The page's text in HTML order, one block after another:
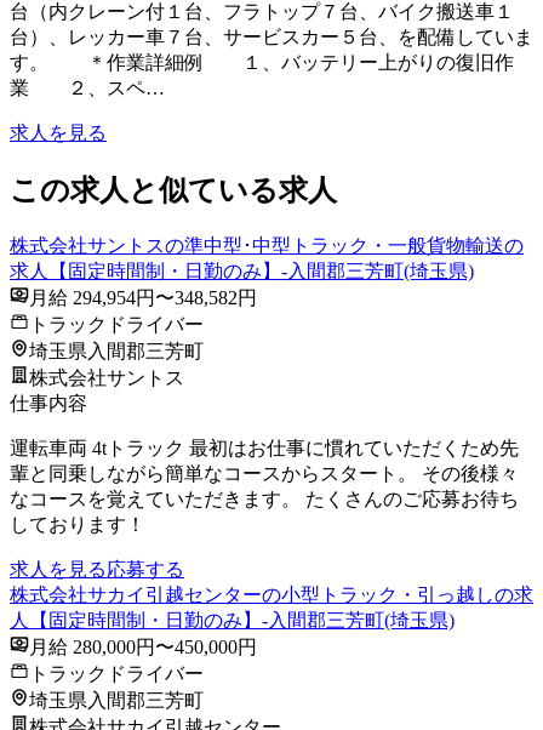
台（内クレーン付１台、フラトップ７台、バイク搬送車１
台）、レッカー車７台、サービスカー５台、を配備していま
す。 ＊作業詳細例 １、バッテリー上がりの復旧作
業 ２、スペ…
求人を見る
この求人と似ている求人
株式会社サントスの準中型･中型トラック・一般貨物輸送の
求人【固定時間制・日勤のみ】-入間郡三芳町(埼玉県)
月給 294,954円〜348,582円
トラックドライバー
埼玉県入間郡三芳町
株式会社サントス
仕事内容
運転車両 4tトラック 最初はお仕事に慣れていただくため先
輩と同乗しながら簡単なコースからスタート。 その後様々
なコースを覚えていただきます。 たくさんのご応募お待ち
しております！
求人を見る応募する
株式会社サカイ引越センターの小型トラック・引っ越しの求
人【固定時間制・日勤のみ】-入間郡三芳町(埼玉県)
月給 280,000円〜450,000円
トラックドライバー
埼玉県入間郡三芳町